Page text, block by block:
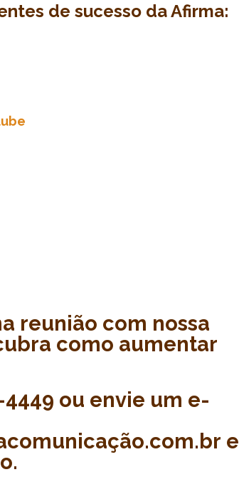
de sucesso da Afirma:
reunião com nossa
como aumentar
4449 ou envie um e-
e